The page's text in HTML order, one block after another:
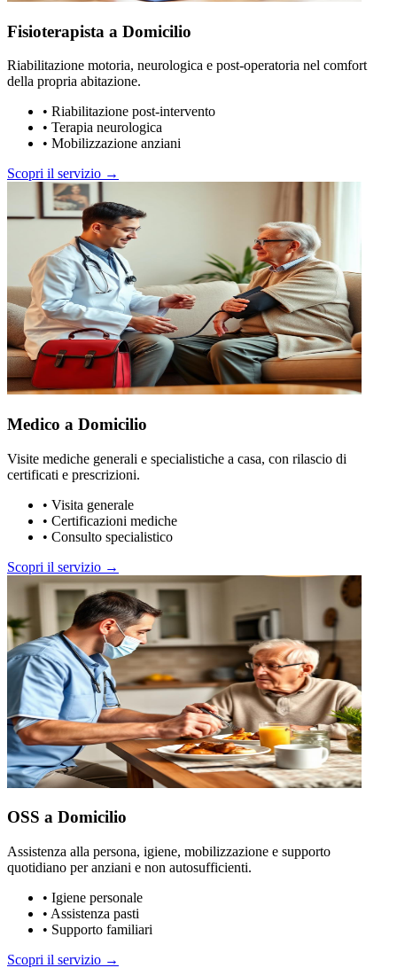
Fisioterapista a Domicilio
Riabilitazione motoria, neurologica e post-operatoria nel comfort
della propria abitazione.
• Riabilitazione post-intervento
• Terapia neurologica
• Mobilizzazione anziani
Scopri il servizio →
Medico a Domicilio
Visite mediche generali e specialistiche a casa, con rilascio di
certificati e prescrizioni.
• Visita generale
• Certificazioni mediche
• Consulto specialistico
Scopri il servizio →
OSS a Domicilio
Assistenza alla persona, igiene, mobilizzazione e supporto
quotidiano per anziani e non autosufficienti.
• Igiene personale
• Assistenza pasti
• Supporto familiari
Scopri il servizio →